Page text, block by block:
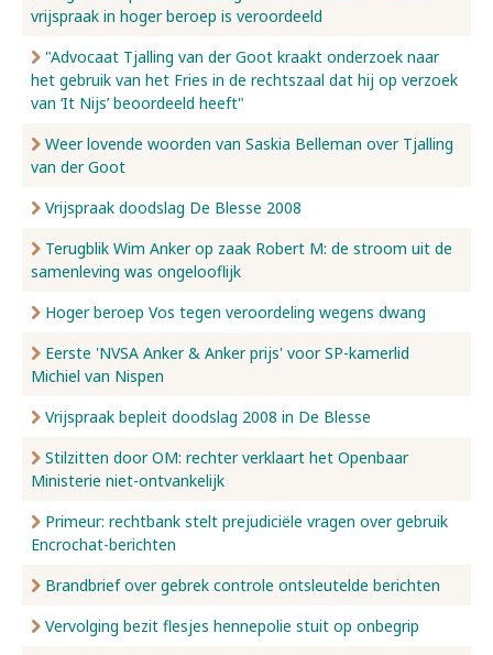
vrijspraak in hoger beroep is veroordeeld
"Advocaat Tjalling van der Goot kraakt onderzoek naar
het gebruik van het Fries in de rechtszaal dat hij op verzoek
van ‘It Nijs’ beoordeeld heeft"
Weer lovende woorden van Saskia Belleman over Tjalling
van der Goot
Vrijspraak doodslag De Blesse 2008
Terugblik Wim Anker op zaak Robert M: de stroom uit de
samenleving was ongelooflijk
Hoger beroep Vos tegen veroordeling wegens dwang
Eerste 'NVSA Anker & Anker prijs' voor SP-kamerlid
Michiel van Nispen
Vrijspraak bepleit doodslag 2008 in De Blesse
Stilzitten door OM: rechter verklaart het Openbaar
Ministerie niet-ontvankelijk
Primeur: rechtbank stelt prejudiciële vragen over gebruik
Encrochat-berichten
Brandbrief over gebrek controle ontsleutelde berichten
Vervolging bezit flesjes hennepolie stuit op onbegrip